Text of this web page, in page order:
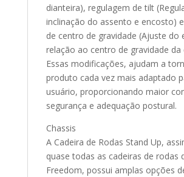
dianteira), regulagem de tilt
inclinação do assento e encosto)
de centro de gravidade (Ajuste do
relação ao centro de gravidade da
Essas modificações, ajudam a
produto cada vez mais adaptado
usuário, proporcionando maior
segurança e adequação postural.
Chassis
A Cadeira de Rodas Stand Up,
quase todas as cadeiras de rodas
Freedom, possui amplas opções